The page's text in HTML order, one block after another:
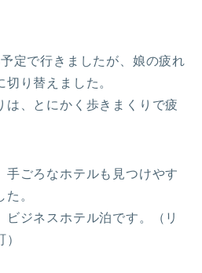
定で行きましたが、娘の疲れ
り替えました。
は、とにかく歩きまくりで疲
手ごろなホテルも見つけやす
。
ビジネスホテル泊です。（リ